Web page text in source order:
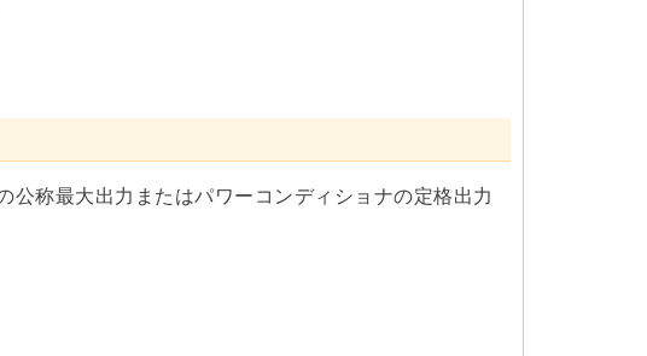
称最大出力またはパワーコンディショナの定格出力